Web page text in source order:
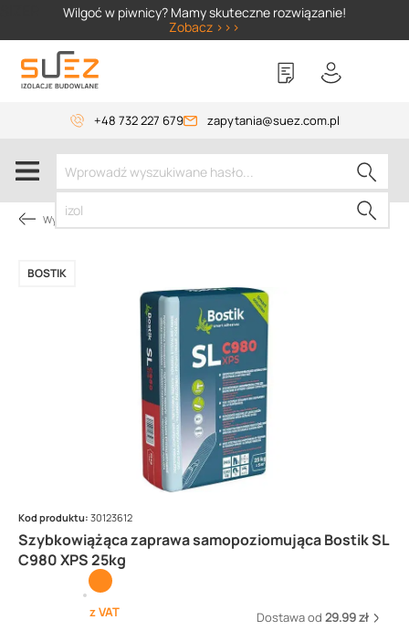
Wilgoć w piwnicy? Mamy skuteczne rozwiązanie!
Zobacz >>>
+48 732 227 679 zapytania@suez.com.pl
Wylewki, materiały do betonu
Szybkowiążąca zaprawa samopoziomująca Bostik SL
C980 XPS 25kg
BOSTIK
Kod produktu: 30123612
z VAT Dostawa od 29.99 zł